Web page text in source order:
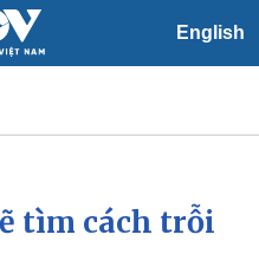
English
Xã hộitìm cách trỗi